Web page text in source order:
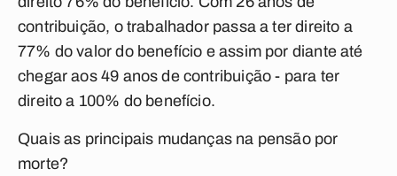
contribuição, o trabalhador passa a ter direito a
77% do valor do benefício e assim por diante até
chegar aos 49 anos de contribuição - para ter
direito a 100% do benefício.
Quais as principais mudanças na pensão por
morte?